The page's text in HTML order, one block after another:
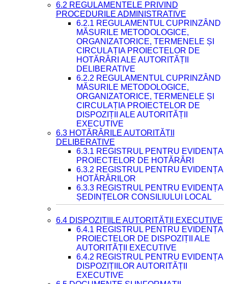
6.2 REGULAMENTELE PRIVIND
PROCEDURILE ADMINISTRATIVE
6.2.1 REGULAMENTUL CUPRINZÂND
MĂSURILE METODOLOGICE,
ORGANIZATORICE, TERMENELE ȘI
CIRCULAȚIA PROIECTELOR DE
HOTĂRÂRI ALE AUTORITĂȚII
DELIBERATIVE
6.2.2 REGULAMENTUL CUPRINZÂND
MĂSURILE METODOLOGICE,
ORGANIZATORICE, TERMENELE ȘI
CIRCULAȚIA PROIECTELOR DE
DISPOZIȚII ALE AUTORITĂȚII
EXECUTIVE
6.3 HOTĂRÂRILE AUTORITĂȚII
DELIBERATIVE
6.3.1 REGISTRUL PENTRU EVIDENȚA
PROIECTELOR DE HOTĂRÂRI
6.3.2 REGISTRUL PENTRU EVIDENȚA
HOTĂRÂRILOR
6.3.3 REGISTRUL PENTRU EVIDENȚA
ȘEDINȚELOR CONSILIULUI LOCAL
6.4 DISPOZIȚIILE AUTORITĂȚII EXECUTIVE
6.4.1 REGISTRUL PENTRU EVIDENȚA
PROIECTELOR DE DISPOZIȚII ALE
AUTORITĂȚII EXECUTIVE
6.4.2 REGISTRUL PENTRU EVIDENȚA
DISPOZIȚIILOR AUTORITĂȚII
EXECUTIVE